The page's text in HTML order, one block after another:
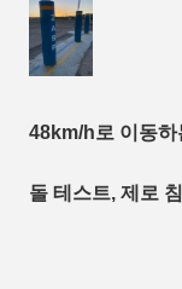
48km/h로 이동
돌 테스트, 제로